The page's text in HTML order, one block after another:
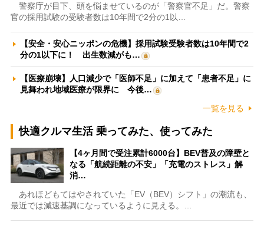
警察庁が目下、頭を悩ませているのが「警察官不足」だ。警察
官の採用試験の受験者数は10年間で2分の1以…
【安全・安心ニッポンの危機】採用試験受験者数は10年間で2
分の1以下に！ 出生数減がも…
【医療崩壊】人口減少で「医師不足」に加えて「患者不足」に
見舞われ地域医療が限界に 今後…
一覧を見る
快適クルマ生活 乗ってみた、使ってみた
【4ヶ月間で受注累計6000台】BEV普及の障壁と
なる「航続距離の不安」「充電のストレス」解
消…
あれほどもてはやされていた「EV（BEV）シフト」の潮流も、
最近では減速基調になっているように見える。…